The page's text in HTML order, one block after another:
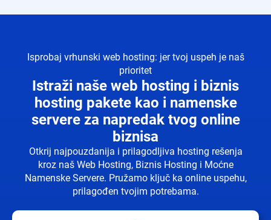
Isprobaj vrhunski web hosting: jer tvoj uspeh je naš
prioritet
Istraži naše web hosting i biznis
hosting pakete kao i namenske
servere za napredak tvog online
biznisa
Otkrij najpouzdanija i prilagodljiva hosting rešenja
kroz naš Web Hosting, Biznis Hosting i Moćne
Namenske Servere. Pružamo ključ ka online uspehu,
prilagođen tvojim potrebama.